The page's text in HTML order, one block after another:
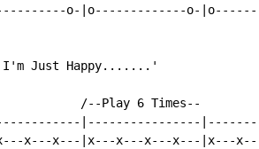
o-|o-------------o-
I'm Just Happy.......'
/--Play 6 Times--
|----------------
x---x---|x---x---x---x---|x---